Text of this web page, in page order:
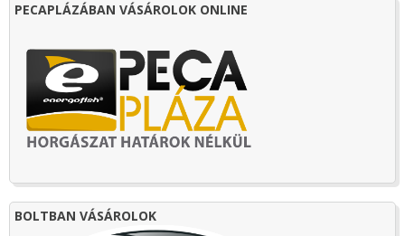
PECAPLÁZÁBAN VÁSÁROLOK ONLINE
BOLTBAN VÁSÁROLOK